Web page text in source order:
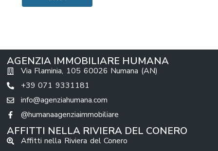
AGENZIA IMMOBILIARE HUMANA
Via Flaminia, 105 60026 Numana (AN)
+39 071 9331181
info@agenziahumana.com
@humanaagenziaimmobiliare
AFFITTI NELLA RIVIERA DEL CONERO
Affitti nella Riviera del Conero